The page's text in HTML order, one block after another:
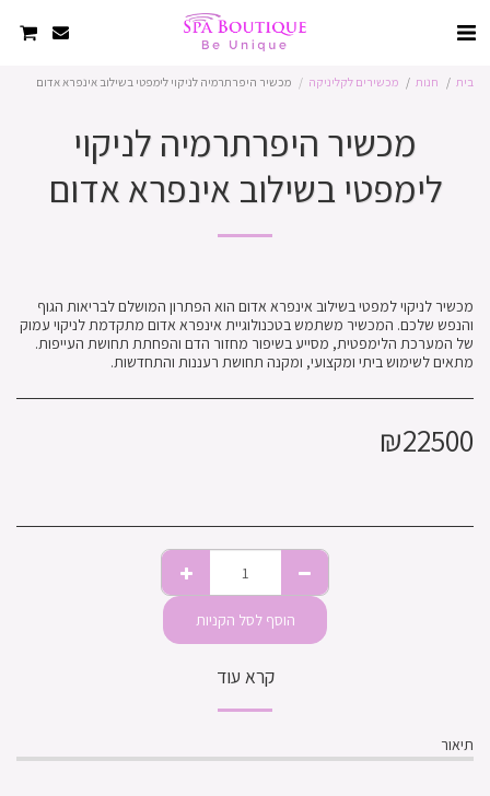
בית חנות מכשירים לקליניקה מכשיר היפרתרמיה לניקוי לימפטי בשילוב אינפרא אדום
מכשיר היפרתרמיה לניקוי
לימפטי בשילוב אינפרא אדום
מכשיר לניקוי למפטי בשילוב אינפרא אדום הוא הפתרון המושלם לבריאות הגוף
והנפש שלכם. המכשיר משתמש בטכנולוגיית אינפרא אדום מתקדמת לניקוי עמוק
של המערכת הלימפטית, מסייע בשיפור מחזור הדם והפחתת תחושת העייפות.
מתאים לשימוש ביתי ומקצועי, ומקנה תחושת רעננות והתחדשות.
₪22500
הוסף לסל הקניות
קרא עוד
תיאור